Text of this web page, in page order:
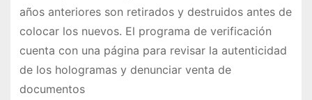
años anteriores son retirados y destruidos antes de
colocar los nuevos. El programa de verificación
cuenta con una página para revisar la autenticidad
de los hologramas y denunciar venta de
documentos